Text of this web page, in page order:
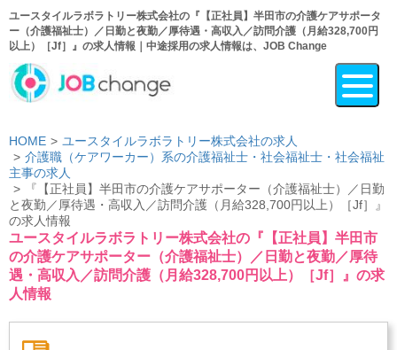
ユースタイルラボラトリー株式会社の『【正社員】半田市の介護ケアサポータ
ー（介護福祉士）／日勤と夜勤／厚待遇・高収入／訪問介護（月給328,700円
以上）［Jf］』の求人情報｜中途採用の求人情報は、JOB Change
HOME
ユースタイルラボラトリー株式会社の求人
介護職（ケアワーカー）系の介護福祉士・社会福祉士・社会福祉
主事の求人
『【正社員】半田市の介護ケアサポーター（介護福祉士）／日勤
と夜勤／厚待遇・高収入／訪問介護（月給328,700円以上）［Jf］』
の求人情報
ユースタイルラボラトリー株式会社の『【正社員】半田市
の介護ケアサポーター（介護福祉士）／日勤と夜勤／厚待
遇・高収入／訪問介護（月給328,700円以上）［Jf］』の求
人情報